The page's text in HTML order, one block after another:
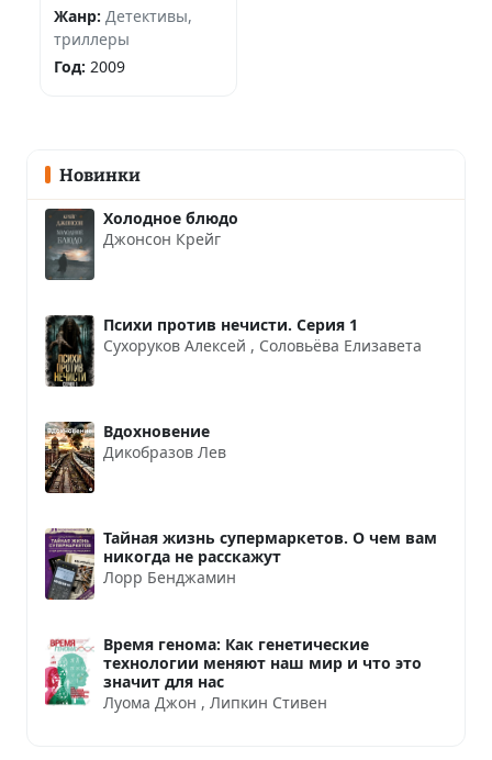
Жанр: Детективы,
триллеры
Год: 2009
Новинки
Холодное блюдо
Джонсон Крейг
Психи против нечисти. Серия 1
Сухоруков Алексей , Соловьёва Елизавета
Вдохновение
Дикобразов Лев
Тайная жизнь супермаркетов. О чем вам
никогда не расскажут
Лорр Бенджамин
Время генома: Как генетические
технологии меняют наш мир и что это
значит для нас
Луома Джон , Липкин Стивен